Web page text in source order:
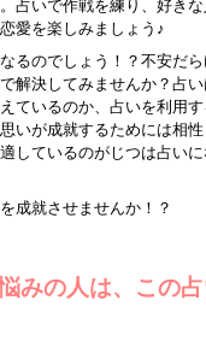
占いで作戦を練り、好き
愛を楽しみましょう♪
るのでしょう！？不安だ
解決してみませんか？占
ているのか、占いを利用
いが成就するためには相
しているのがじつは占い
成就させませんか！？
みの人は、この